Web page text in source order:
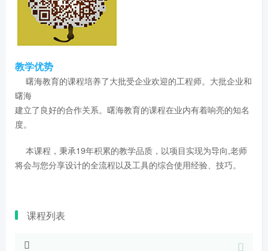
教学优势
曙海教育的课程培养了大批受企业欢迎的工程师。大批企业和
曙海
建立了良好的合作关系。曙海教育的课程在业内有着响亮的知名
度。
本课程，秉承19年积累的教学品质，以项目实现为导向,老师
将会与您分享设计的全流程以及工具的综合使用经验、技巧。
课程列表